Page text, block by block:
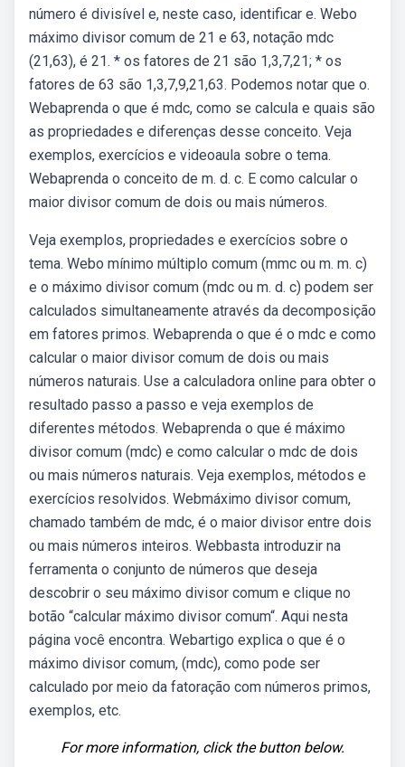
número é divisível e, neste caso, identificar e. Webo
máximo divisor comum de 21 e 63, notação mdc
(21,63), é 21. * os fatores de 21 são 1,3,7,21; * os
fatores de 63 são 1,3,7,9,21,63. Podemos notar que o.
Webaprenda o que é mdc, como se calcula e quais são
as propriedades e diferenças desse conceito. Veja
exemplos, exercícios e videoaula sobre o tema.
Webaprenda o conceito de m. d. c. E como calcular o
maior divisor comum de dois ou mais números.
Veja exemplos, propriedades e exercícios sobre o
tema. Webo mínimo múltiplo comum (mmc ou m. m. c)
e o máximo divisor comum (mdc ou m. d. c) podem ser
calculados simultaneamente através da decomposição
em fatores primos. Webaprenda o que é o mdc e como
calcular o maior divisor comum de dois ou mais
números naturais. Use a calculadora online para obter o
resultado passo a passo e veja exemplos de
diferentes métodos. Webaprenda o que é máximo
divisor comum (mdc) e como calcular o mdc de dois
ou mais números naturais. Veja exemplos, métodos e
exercícios resolvidos. Webmáximo divisor comum,
chamado também de mdc, é o maior divisor entre dois
ou mais números inteiros. Webbasta introduzir na
ferramenta o conjunto de números que deseja
descobrir o seu máximo divisor comum e clique no
botão “calcular máximo divisor comum“. Aqui nesta
página você encontra. Webartigo explica o que é o
máximo divisor comum, (mdc), como pode ser
calculado por meio da fatoração com números primos,
exemplos, etc.
For more information, click the button below.